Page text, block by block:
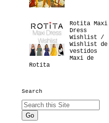
Rotita Maxi
Dress
Wishlist /
Wishlist de
vestidos
Maxi de
Rotita
Search